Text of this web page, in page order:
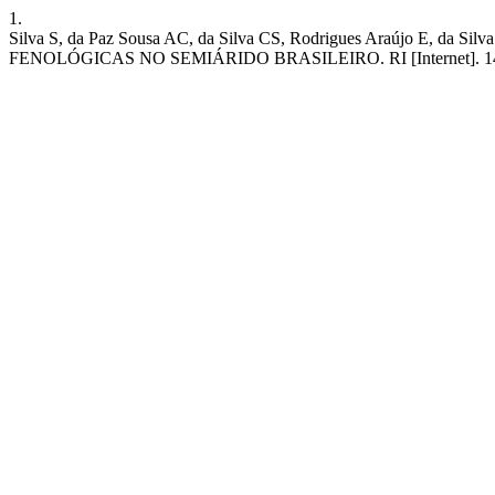
1.
Silva S, da Paz Sousa AC, da Silva CS, Rodrigues Araújo E, da
FENOLÓGICAS NO SEMIÁRIDO BRASILEIRO. RI [Internet].